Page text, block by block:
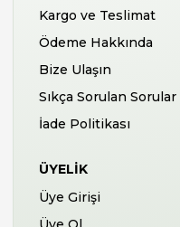
Kargo ve Teslimat
Ödeme Hakkında
Bize Ulaşın
Sıkça Sorulan Sorular
İade Politikası
ÜYELIK
Üye Girişi